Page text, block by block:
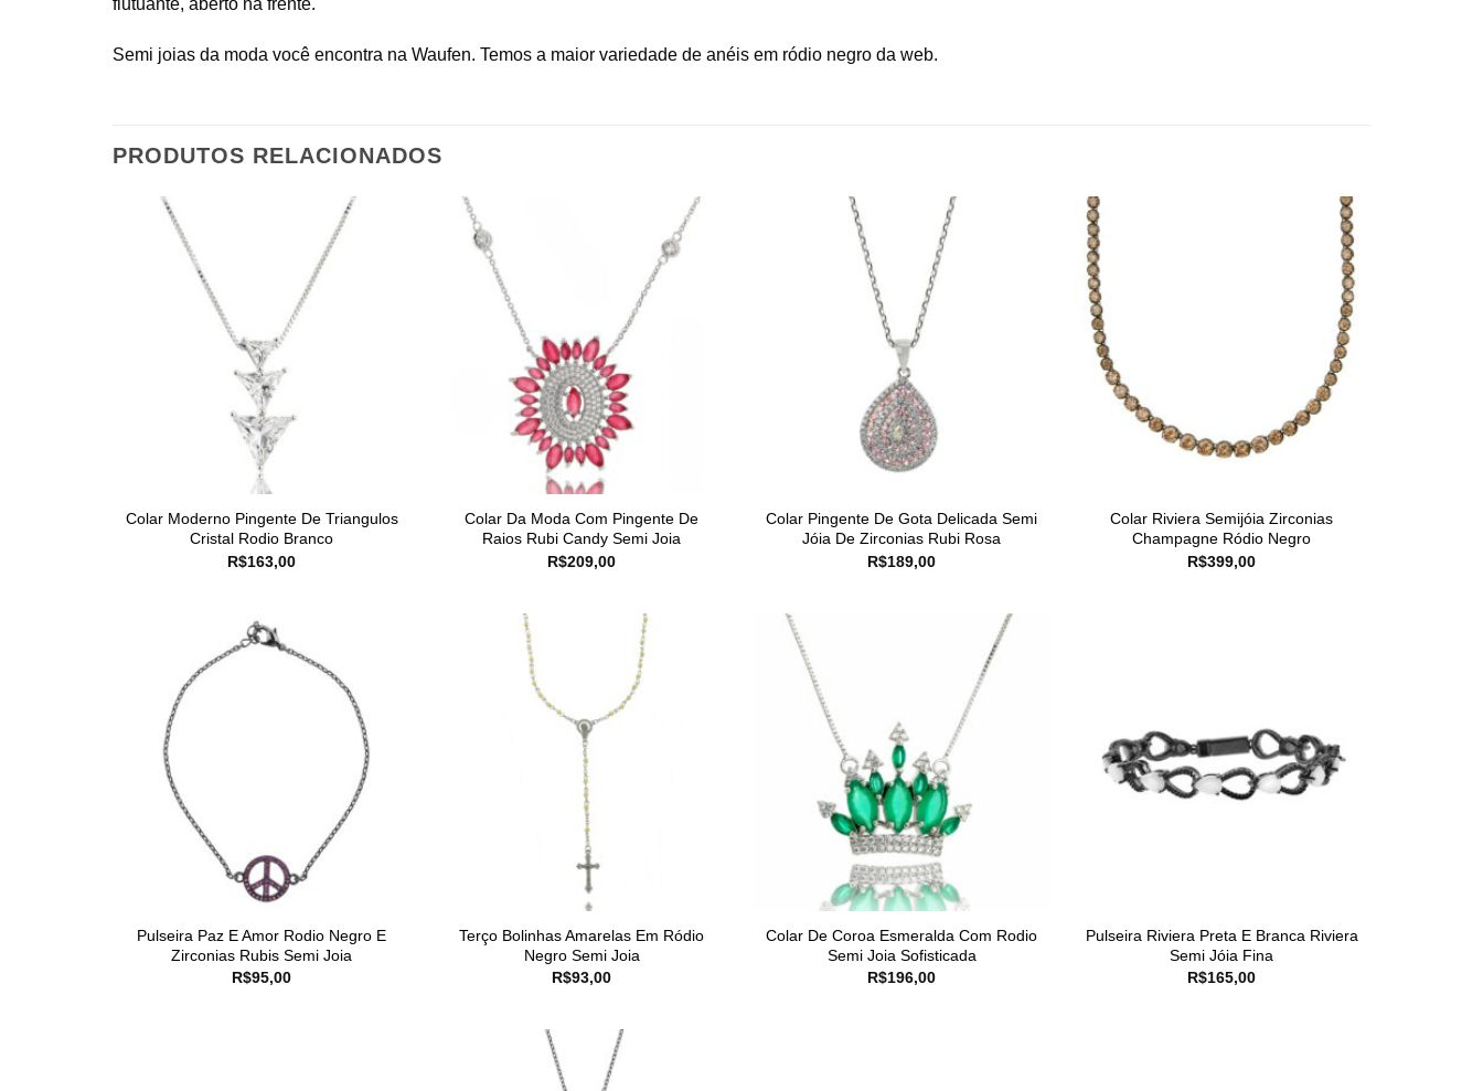
flutuante, aberto na frente.
Semi joias da moda você encontra na Waufen. Temos a maior variedade de anéis em ródio negro da web.
PRODUTOS RELACIONADOS
Colar Moderno Pingente De Triangulos
Cristal Rodio Branco
R$163,00
Colar Da Moda Com Pingente De
Raios Rubi Candy Semi Joia
R$209,00
Colar Pingente De Gota Delicada Semi
Jóia De Zirconias Rubi Rosa
R$189,00
Colar Riviera Semijóia Zirconias
Champagne Ródio Negro
R$399,00
Pulseira Paz E Amor Rodio Negro E
Zirconias Rubis Semi Joia
R$95,00
Terço Bolinhas Amarelas Em Ródio
Negro Semi Joia
R$93,00
Colar De Coroa Esmeralda Com Rodio
Semi Joia Sofisticada
R$196,00
Pulseira Riviera Preta E Branca Riviera
Semi Jóia Fina
R$165,00